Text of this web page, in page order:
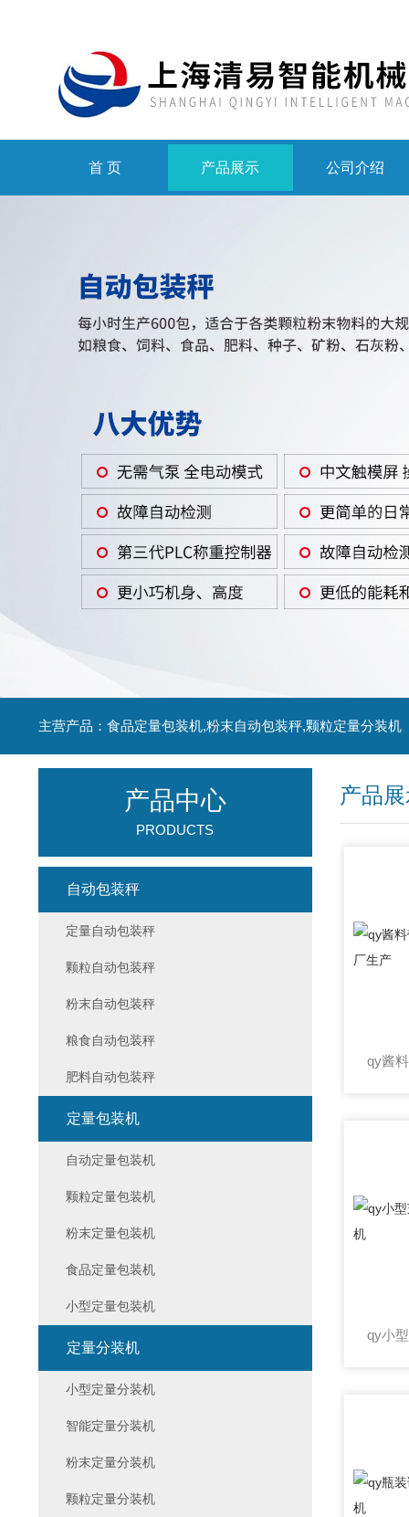
首 页 产品展示 公司介绍
主营产品：食品定量包装机,粉末自动包装秤,颗粒定量分装机
产品
产品中心
PRODUCTS
自动包装秤
定量自动包装秤
颗粒自动包装秤
粉末自动包装秤
粮食自动包装秤
肥料自动包装秤
定量包装机
自动定量包装机
颗粒定量包装机
粉末定量包装机
食品定量包装机
小型定量包装机
定量分装机
小型定量分装机
智能定量分装机
粉末定量分装机
颗粒定量分装机